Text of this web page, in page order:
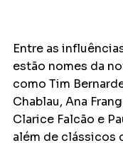
Entre as
estão nomes da
como Tim
Chablau, Ana
Clarice Falcão e
além de clássicos